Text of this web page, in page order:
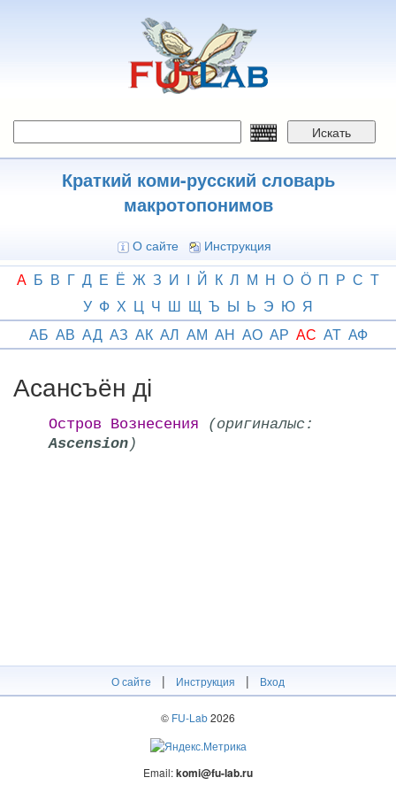
Искать
Краткий коми-русский словарь
макротопонимов
О сайте Инструкция
А Б В Г Д Е Ё Ж З И І Й К Л М Н О Ӧ П Р С Т
У Ф Х Ц Ч Ш Щ Ъ Ы Ь Э Ю Я
АБ АВ АД АЗ АК АЛ АМ АН АО АР АС АТ АФ
Асансъён ді
Остров Вознесения
(оригиналыс:
Ascension )
О сайте | Инструкция | Вход
© FU-Lab2026
Email:komi@fu-lab.ru